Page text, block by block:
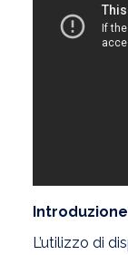
L’utilizzo di